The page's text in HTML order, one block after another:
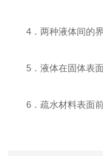
4．两种液体间的界
5．液体在固体表面
6．疏水材料表面前